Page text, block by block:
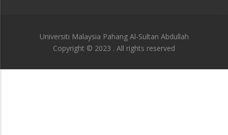
Universiti Malaysia Pahang Al-Sultan Abdullah
Copyright © 2023 . All rights reserved